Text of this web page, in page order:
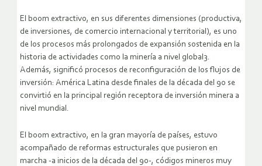
El boom extractivo, en sus diferentes dimensiones (productiva,
de inversiones, de comercio internacional y territorial), es uno
de los procesos más prolongados de expansión sostenida en la
historia de actividades como la minería a nivel global3.
Además, significó procesos de reconfiguración de los flujos de
inversión: América Latina desde finales de la década del 90 se
convirtió en la principal región receptora de inversión minera a
nivel mundial.
El boom extractivo, en la gran mayoría de países, estuvo
acompañado de reformas estructurales que pusieron en
marcha -a inicios de la década del 90-, códigos mineros muy